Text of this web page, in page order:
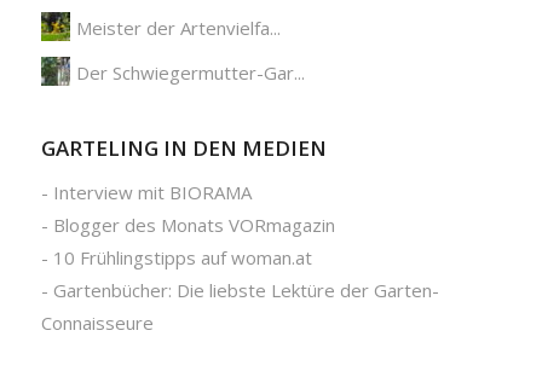
Meister der Artenvielfa...
Der Schwiegermutter-Gar...
GARTELING IN DEN MEDIEN
- Interview mit BIORAMA
- Blogger des Monats VORmagazin
- 10 Frühlingstipps auf woman.at
- Gartenbücher: Die liebste Lektüre der Garten-
Connaisseure